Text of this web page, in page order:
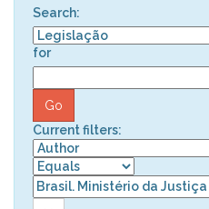
Search:
for
Current filters: